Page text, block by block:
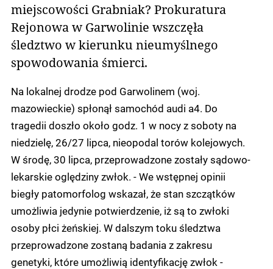
miejscowości Grabniak? Prokuratura
Rejonowa w Garwolinie wszczęła
śledztwo w kierunku nieumyślnego
spowodowania śmierci.
Na lokalnej drodze pod Garwolinem (woj.
mazowieckie) spłonął samochód audi a4. Do
tragedii doszło około godz. 1 w nocy z soboty na
niedzielę, 26/27 lipca, nieopodal torów kolejowych.
W środę, 30 lipca, przeprowadzone zostały sądowo-
lekarskie oględziny zwłok. - We wstępnej opinii
biegły patomorfolog wskazał, że stan szczątków
umożliwia jedynie potwierdzenie, iż są to zwłoki
osoby płci żeńskiej. W dalszym toku śledztwa
przeprowadzone zostaną badania z zakresu
genetyki, które umożliwią identyfikację zwłok -